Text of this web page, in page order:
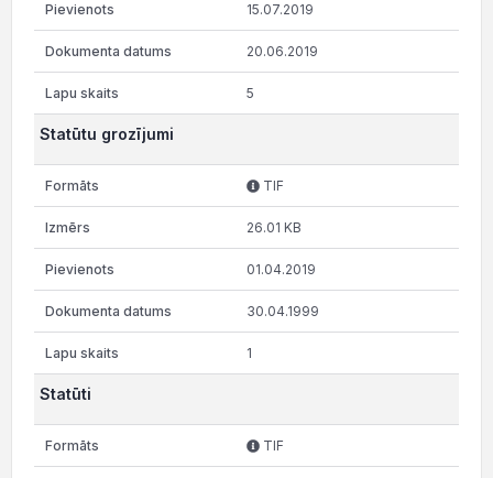
15.07.2019
20.06.2019
5
Statūtu grozījumi
TIF
26.01 KB
01.04.2019
30.04.1999
1
Statūti
TIF